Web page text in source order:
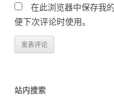
在此浏览器中保存我
便下次评论时使用。
站内搜索